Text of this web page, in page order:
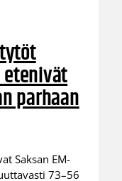
parhaan
Saksan EM-
73–56